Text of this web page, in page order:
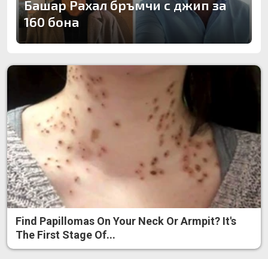
Башар Рахал бръмчи с джип за
160 бона
Find Papillomas On Your Neck Or Armpit? It's
The First Stage Of...